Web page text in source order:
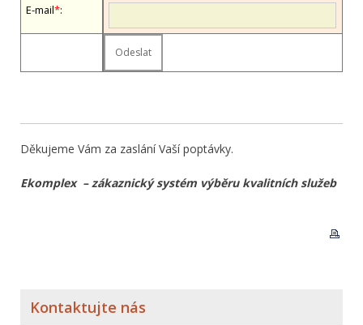
E-mail*:
Děkujeme Vám za zaslání Vaší poptávky.
Ekomplex – zákaznický systém výběru kvalitních služeb
Kontaktujte nás